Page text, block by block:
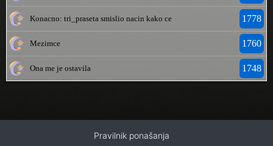
Konacno: tri_praseta smislio nacin kako ce 1778
Mezimce 1760
Ona me je ostavila 1748
Pravilnik ponašanja